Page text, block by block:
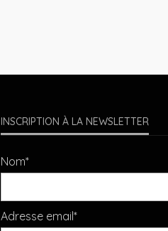
INSCRIPTION À LA NEWSLETTER
Nom*
Adresse email*